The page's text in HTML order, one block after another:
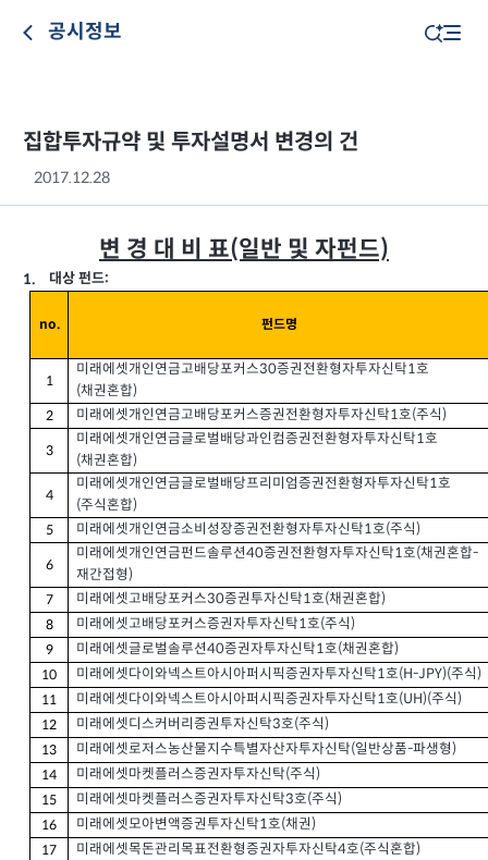
공시정보
집합투자규약 및 투자설명서 변경의 건
2017.12.28
변 경 대 비 표(일반 및 자펀드)
1. 대상 펀드:
no. 펀드명
1
미래에셋개인연금고배당포커스30증권전환형자투자신탁1호
(채권혼합)
2
미래에셋개인연금고배당포커스증권전환형자투자신탁1호(주식)
3
미래에셋개인연금글로벌배당과인컴증권전환형자투자신탁1호
(채권혼합)
4
미래에셋개인연금글로벌배당프리미엄증권전환형자투자신탁1호
(주식혼합)
5
미래에셋개인연금소비성장증권전환형자투자신탁1호(주식)
6
미래에셋개인연금펀드솔루션40증권전환형자투자신탁1호(채권혼합-
재간접형)
7
미래에셋고배당포커스30증권투자신탁1호(채권혼합)
8
미래에셋고배당포커스증권자투자신탁1호(주식)
9
미래에셋글로벌솔루션40증권자투자신탁1호(채권혼합)
10
미래에셋다이와넥스트아시아퍼시픽증권자투자신탁1호(H-JPY)(주식)
11
미래에셋다이와넥스트아시아퍼시픽증권자투자신탁1호(UH)(주식)
12
미래에셋디스커버리증권투자신탁3호(주식)
13
미래에셋로저스농산물지수특별자산자투자신탁(일반상품-파생형)
14
미래에셋마켓플러스증권자투자신탁(주식)
15
미래에셋마켓플러스증권자투자신탁3호(주식)
16
미래에셋모아변액증권투자신탁1호(채권)
17
미래에셋목돈관리목표전환형증권자투자신탁4호(주식혼합)